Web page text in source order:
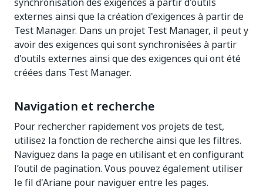
externes ainsi que la création d'exigences à partir de
Test Manager. Dans un projet Test Manager, il peut y
avoir des exigences qui sont synchronisées à partir
d'outils externes ainsi que des exigences qui ont été
créées dans Test Manager.
Navigation et recherche
Pour rechercher rapidement vos projets de test,
utilisez la fonction de recherche ainsi que les filtres.
Naviguez dans la page en utilisant et en configurant
l’outil de pagination. Vous pouvez également utiliser
le fil d'Ariane pour naviguer entre les pages.